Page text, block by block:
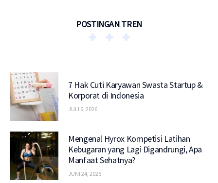
POSTINGAN TREN
7 Hak Cuti Karyawan Swasta Startup &
Korporat di Indonesia
JULI 6, 2026
Mengenal Hyrox Kompetisi Latihan
Kebugaran yang Lagi Digandrungi, Apa
Manfaat Sehatnya?
JUNI 24, 2026